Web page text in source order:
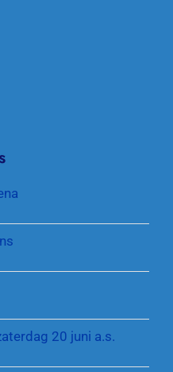
20 juni a.s.